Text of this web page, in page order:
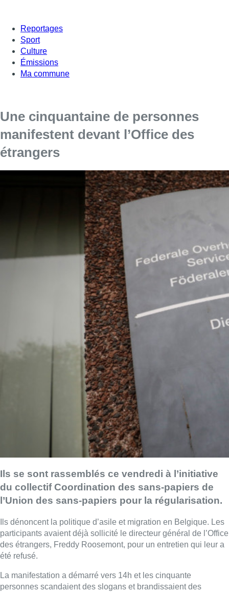
Reportages
Sport
Culture
Émissions
Ma commune
Une cinquantaine de personnes
manifestent devant l’Office des
étrangers
Ils se sont rassemblés ce vendredi à l’initiative
du collectif Coordination des sans-papiers de
l’Union des sans-papiers pour la régularisation.
Ils dénoncent la politique d’asile et migration en Belgique. Les
participants avaient déjà sollicité le directeur général de l’Office
des étrangers, Freddy Roosemont, pour un entretien qui leur a
été refusé.
La manifestation a démarré vers 14h et les cinquante
personnes scandaient des slogans et brandissaient des